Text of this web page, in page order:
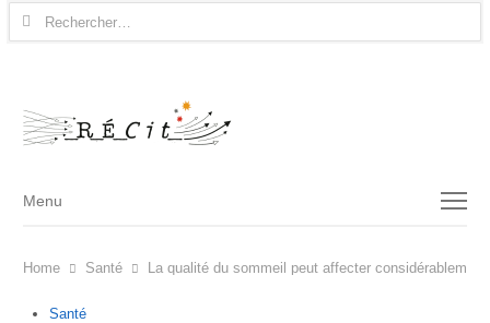
Rechercher :
Menu
Menu
Home Santé La qualité du sommeil peut affecter considérablement
Santé